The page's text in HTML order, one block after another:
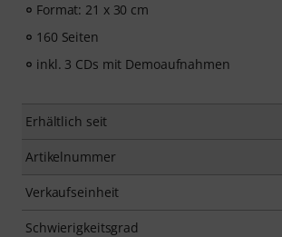
Format: 21 x 30 cm
160 Seiten
inkl. 3 CDs mit Demoaufnahmen
Erhältlich seit
Artikelnummer
Verkaufseinheit
Schwierigkeitsgrad